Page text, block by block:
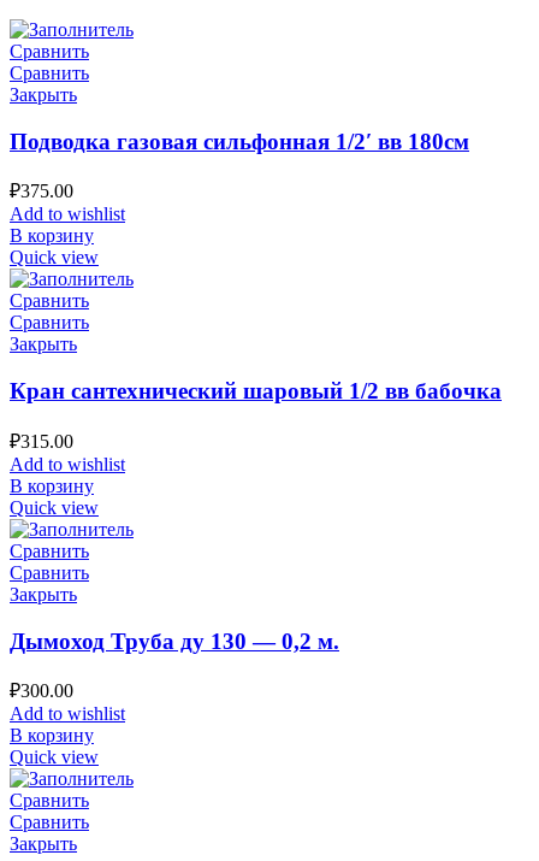
Сравнить
Сравнить
Закрыть
Подводка газовая сильфонная 1/2′ вв 180см
₽375.00
Add to wishlist
В корзину
Quick view
Сравнить
Сравнить
Закрыть
Кран сантехнический шаровый 1/2 вв бабочка
₽315.00
Add to wishlist
В корзину
Quick view
Сравнить
Сравнить
Закрыть
Дымоход Труба ду 130 — 0,2 м.
₽300.00
Add to wishlist
В корзину
Quick view
Сравнить
Сравнить
Закрыть